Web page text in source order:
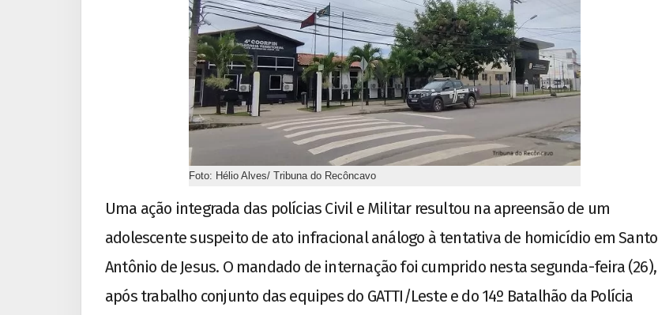
Foto: Hélio Alves/ Tribuna do Recôncavo
Uma ação integrada das polícias Civil e Militar resultou na apreensão de um
adolescente suspeito de ato infracional análogo à tentativa de homicídio em Santo
Antônio de Jesus. O mandado de internação foi cumprido nesta segunda-feira (26),
após trabalho conjunto das equipes do GATTI/Leste e do 14º Batalhão da Polícia